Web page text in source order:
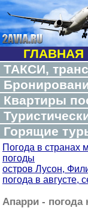
ГЛАВНАЯ
ТАКСИ,
Квартиры
Горящие
Погода в странах
погоды
остров Лусон,
погода в августе,
Апарри - погода